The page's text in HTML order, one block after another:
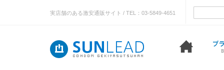
実店舗のある激安通販サイト / TEL：03-5849-4651